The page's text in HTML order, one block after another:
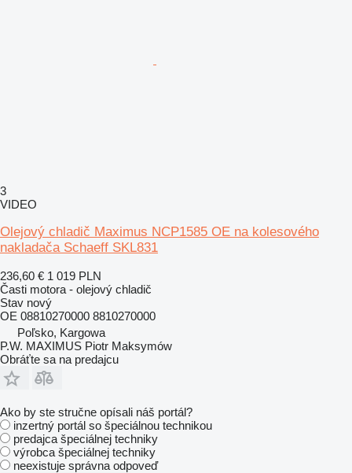
3
VIDEO
Olejový chladič Maximus NCP1585 OE na kolesového
nakladača Schaeff SKL831
236,60 € 1 019 PLN
Časti motora - olejový chladič
Stav nový
OE 08810270000 8810270000
Poľsko, Kargowa
P.W. MAXIMUS Piotr Maksymów
Obráťte sa na predajcu
Ako by ste stručne opísali náš portál?
inzertný portál so špeciálnou technikou
predajca špeciálnej techniky
výrobca špeciálnej techniky
neexistuje správna odpoveď